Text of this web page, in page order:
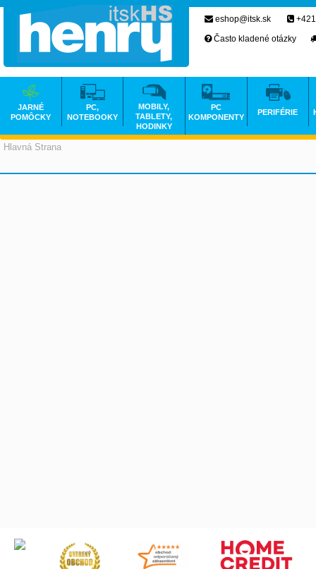
Hlavná Strana
eshop@itsk.sk
Často kladené otázky
JARNÉ
POMÔCKY
PC,
NOTEBOOKY
MOBILY,
TABLETY,
HODINKY
PC
KOMPONENTY
PERIFÉRIE